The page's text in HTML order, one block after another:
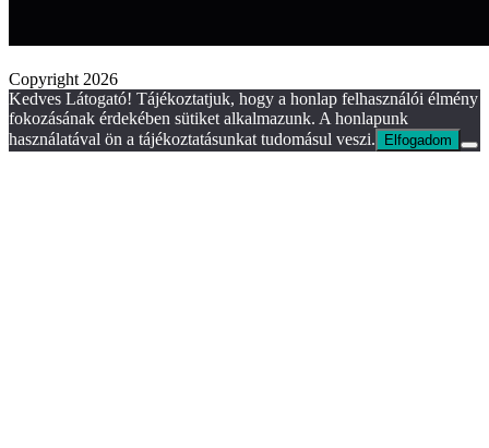
Copyright 2026
Kedves Látogató! Tájékoztatjuk, hogy a honlap felhasználói élmény
fokozásának érdekében sütiket alkalmazunk. A honlapunk
használatával ön a tájékoztatásunkat tudomásul veszi.
Elfogadom